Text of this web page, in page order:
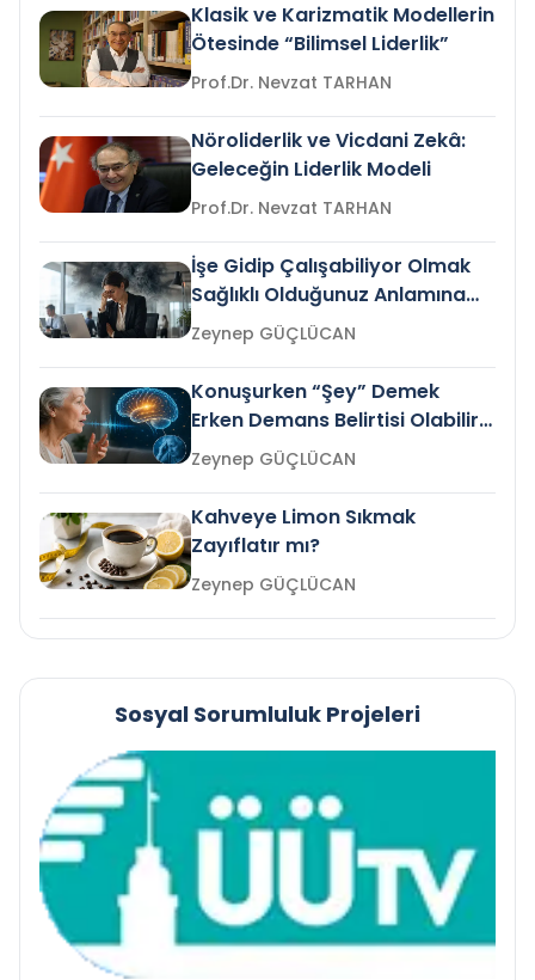
Klasik ve Karizmatik Modellerin
Ötesinde “Bilimsel Liderlik”
Prof.Dr. Nevzat TARHAN
Nöroliderlik ve Vicdani Zekâ:
Geleceğin Liderlik Modeli
Prof.Dr. Nevzat TARHAN
İşe Gidip Çalışabiliyor Olmak
Sağlıklı Olduğunuz Anlamına
Gelir mi?Zeynep GÜÇLÜCAN
Konuşurken “Şey” Demek
Erken Demans Belirtisi Olabilir
mi?
Zeynep GÜÇLÜCAN
Kahveye Limon Sıkmak
Zayıflatır mı?
Zeynep GÜÇLÜCAN
Sosyal Sorumluluk Projeleri